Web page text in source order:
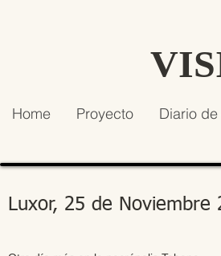
Home Proyecto Diario
Luxor, 25 de Noviembre